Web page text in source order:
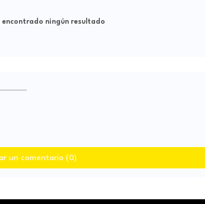
encontrado ningún resultado
un comentario (0)